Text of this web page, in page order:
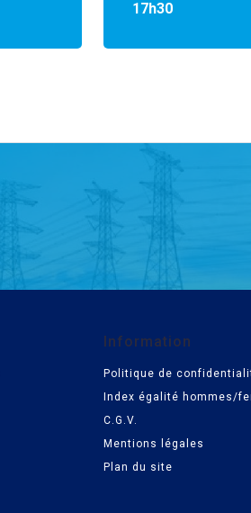
17h30
Information
Politique de
Index égalité hommes/
C.G.V.
Mentions légales
Plan du site